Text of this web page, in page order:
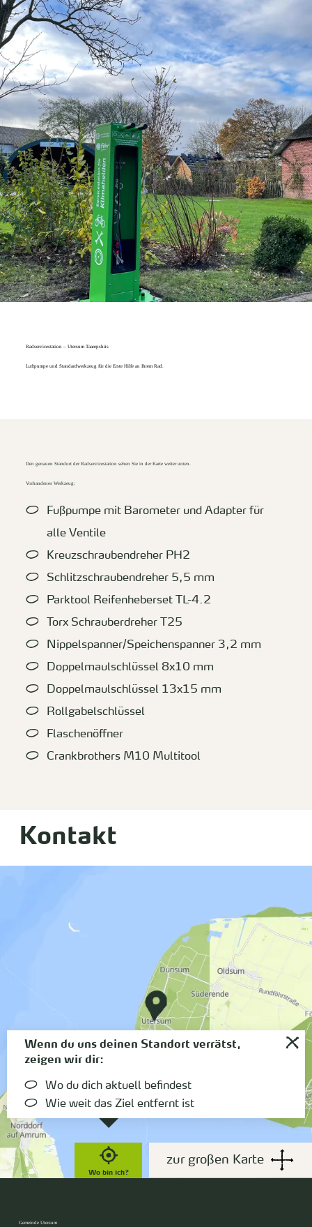
Suchen
zurück zur Startseite
Radservicestation – Utersum Taarepshüs
Luftpumpe und Standardwerkzeug für die Erste Hilfe an Ihrem Rad.
Den genauen Standort der Radservicestation sehen Sie in der Karte weiter unten.
Vorhandenes Werkzeug:
Fußpumpe mit Barometer und Adapter für
alle Ventile
Kreuzschraubendreher PH2
Schlitzschraubendreher 5,5 mm
Parktool Reifenheberset TL-4.2
Torx Schrauberdreher T25
Nippelspanner/Speichenspanner 3,2 mm
Doppelmaulschlüssel 8x10 mm
Doppelmaulschlüssel 13x15 mm
Rollgabelschlüssel
Flaschenöffner
Crankbrothers M10 Multitool
Kontakt
Wo bin ich?
Wenn du uns deinen Standort verrätst,
zeigen wir dir:
Wo du dich aktuell befindest
Wie weit das Ziel entfernt ist
zur großen Karte
Gemeinde Utersum